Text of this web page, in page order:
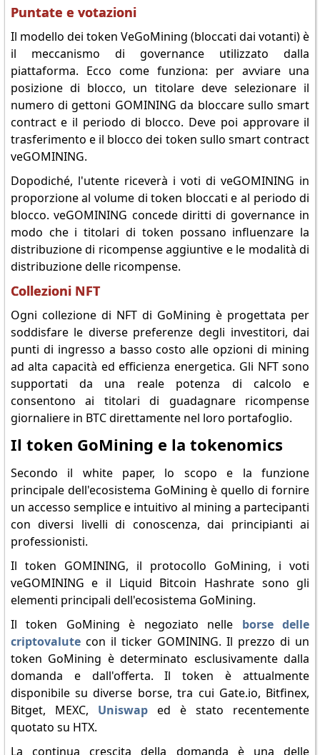
Puntate e votazioni
Il modello dei token VeGoMining (bloccati dai votanti) è
il meccanismo di governance utilizzato dalla
piattaforma. Ecco come funziona: per avviare una
posizione di blocco, un titolare deve selezionare il
numero di gettoni GOMINING da bloccare sullo smart
contract e il periodo di blocco. Deve poi approvare il
trasferimento e il blocco dei token sullo smart contract
veGOMINING.
Dopodiché, l'utente riceverà i voti di veGOMINING in
proporzione al volume di token bloccati e al periodo di
blocco. veGOMINING concede diritti di governance in
modo che i titolari di token possano influenzare la
distribuzione di ricompense aggiuntive e le modalità di
distribuzione delle ricompense.
Collezioni NFT
Ogni collezione di NFT di GoMining è progettata per
soddisfare le diverse preferenze degli investitori, dai
punti di ingresso a basso costo alle opzioni di mining
ad alta capacità ed efficienza energetica. Gli NFT sono
supportati da una reale potenza di calcolo e
consentono ai titolari di guadagnare ricompense
giornaliere in BTC direttamente nel loro portafoglio.
Il token GoMining e la tokenomics
Secondo il white paper, lo scopo e la funzione
principale dell'ecosistema GoMining è quello di fornire
un accesso semplice e intuitivo al mining a partecipanti
con diversi livelli di conoscenza, dai principianti ai
professionisti.
Il token GOMINING, il protocollo GoMining, i voti
veGOMINING e il Liquid Bitcoin Hashrate sono gli
elementi principali dell'ecosistema GoMining.
Il token GoMining è negoziato nelle borse delle
criptovalutecon il ticker GOMINING. Il prezzo di un
token GoMining è determinato esclusivamente dalla
domanda e dall'offerta. Il token è attualmente
disponibile su diverse borse, tra cui Gate.io, Bitfinex,
Bitget, MEXC, Uniswaped è stato recentemente
quotato su HTX.
La continua crescita della domanda è una delle